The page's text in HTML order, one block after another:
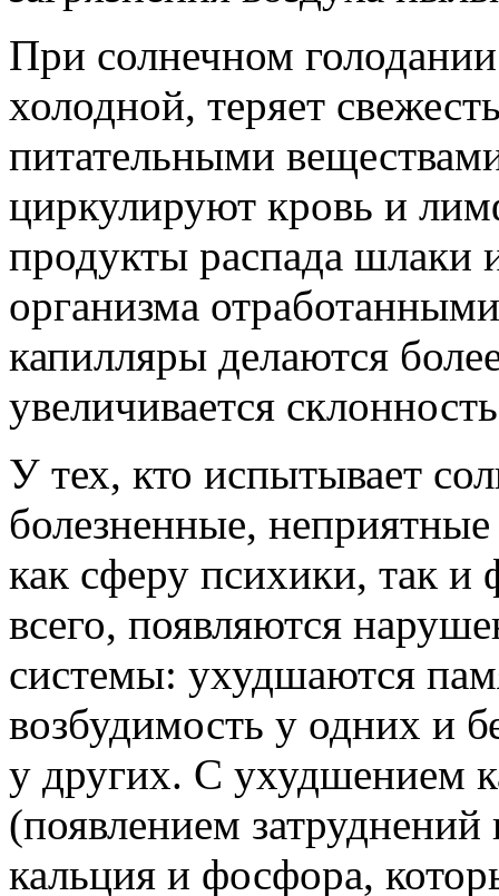
При солнечном
холодной, теряет
питательными
циркулируют кровь и
продукты распада шлаки
организма
капилляры делаются
увеличивается
У тех, кто испытывает
болезненные,
как сферу психики, так и
всего, появляются
системы: ухудшаются
возбудимость у одних и
у других. С ухудшением
(появлением
кальция и фосфора,